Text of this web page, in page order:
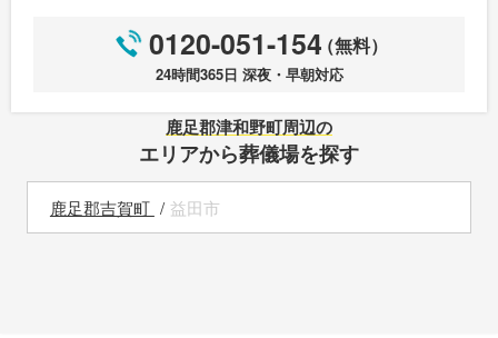
0120-051-154（無料）
24時間365日 深夜・早朝対応
鹿足郡津和野町周辺の
エリアから葬儀場を探す
鹿足郡吉賀町 益田市